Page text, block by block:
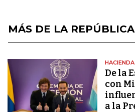
MÁS DE LA REPÚBLICA
HACIENDA
De la
con
a la